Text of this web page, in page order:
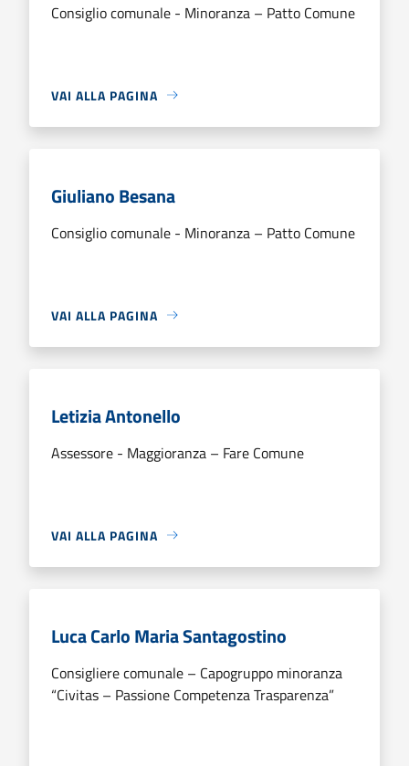
Consiglio comunale - Minoranza – Patto Comune
VAI ALLA PAGINA
Giuliano Besana
Consiglio comunale - Minoranza – Patto Comune
VAI ALLA PAGINA
Letizia Antonello
Assessore - Maggioranza – Fare Comune
VAI ALLA PAGINA
Luca Carlo Maria Santagostino
Consigliere comunale – Capogruppo minoranza
“Civitas – Passione Competenza Trasparenza”